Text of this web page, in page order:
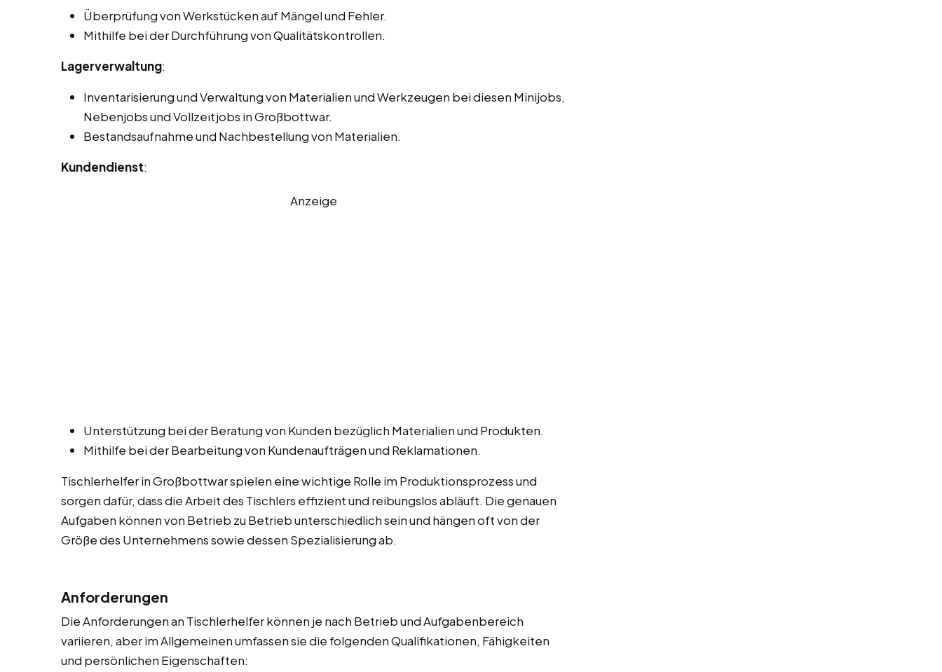
Überprüfung von Werkstücken auf Mängel und Fehler.
Mithilfe bei der Durchführung von Qualitätskontrollen.
Lagerverwaltung:
Inventarisierung und Verwaltung von Materialien und Werkzeugen bei diesen Minijobs,
Nebenjobs und Vollzeitjobs in Großbottwar.
Bestandsaufnahme und Nachbestellung von Materialien.
Kundendienst:
Anzeige
Unterstützung bei der Beratung von Kunden bezüglich Materialien und Produkten.
Mithilfe bei der Bearbeitung von Kundenaufträgen und Reklamationen.
Tischlerhelfer in Großbottwar spielen eine wichtige Rolle im Produktionsprozess und
sorgen dafür, dass die Arbeit des Tischlers effizient und reibungslos abläuft. Die genauen
Aufgaben können von Betrieb zu Betrieb unterschiedlich sein und hängen oft von der
Größe des Unternehmens sowie dessen Spezialisierung ab.
Anforderungen
Die Anforderungen an Tischlerhelfer können je nach Betrieb und Aufgabenbereich
variieren, aber im Allgemeinen umfassen sie die folgenden Qualifikationen, Fähigkeiten
und persönlichen Eigenschaften: